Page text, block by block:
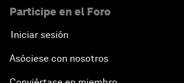
Participe en el Foro
Iniciar sesión
Asóciese con nosotros